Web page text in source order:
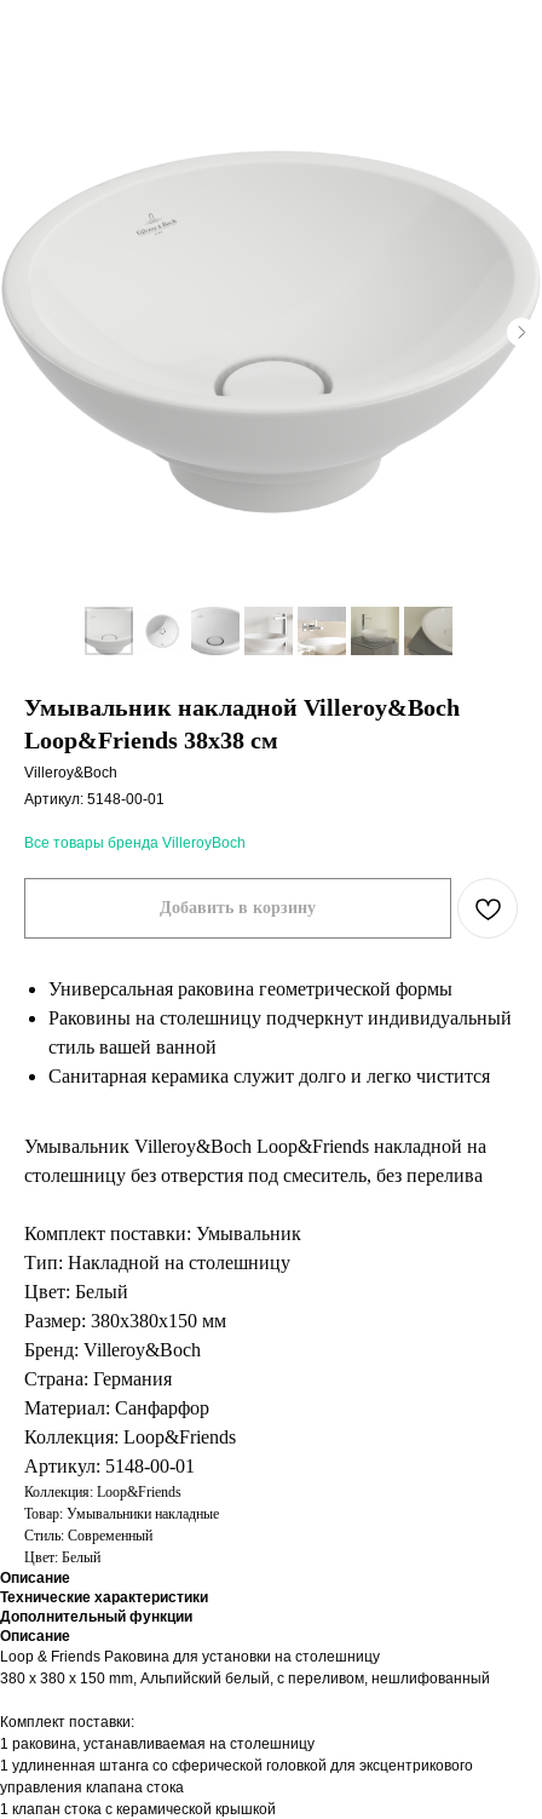
Умывальник накладной Villeroy&Boch
Loop&Friends 38х38 см
Villeroy&Boch
Артикул: 5148-00-01
Все товары бренда VilleroyBoch
Добавить в корзину
Универсальная раковина геометрической формы
Раковины на столешницу подчеркнут индивидуальный
стиль вашей ванной
Санитарная керамика служит долго и легко чистится
Умывальник Villeroy&Boch Loop&Friends накладной на
столешницу без отверстия под смеситель, без перелива
Комплект поставки: Умывальник
Тип: Накладной на столешницу
Цвет: Белый
Размер: 380х380х150 мм
Бренд: Villeroy&Boch
Страна: Германия
Материал: Санфарфор
Коллекция: Loop&Friends
Артикул: 5148-00-01
Коллекция: Loop&Friends
Товар: Умывальники накладные
Стиль: Современный
Цвет: Белый
Описание
Технические характеристики
Дополнительный функции
Описание
Loop & Friends Раковина для установки на столешницу
380 x 380 x 150 mm, Альпийский белый, с переливом, нешлифованный
Комплект поставки:
1 раковина, устанавливаемая на столешницу
1 удлиненная штанга со сферической головкой для эксцентрикового
управления клапана стока
1 клапан стока с керамической крышкой